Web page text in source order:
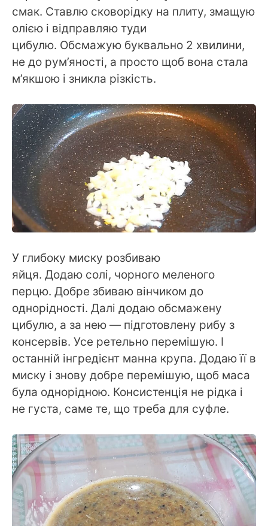
смак. Ставлю сковорідку на плиту, змащую
олією і відправляю туди
цибулю. Обсмажую буквально 2 хвилини,
не до рум’яності, а просто щоб вона стала
м’якшою і зникла різкість.
У глибоку миску розбиваю
яйця. Додаю солі, чорного меленого
перцю. Добре збиваю вінчиком до
однорідності. Далі додаю обсмажену
цибулю, а за нею — підготовлену рибу з
консервів. Усе ретельно перемішую. І
останній інгредієнт манна крупа. Додаю її в
миску і знову добре перемішую, щоб маса
була однорідною. Консистенція не рідка і
не густа, саме те, що треба для суфле.